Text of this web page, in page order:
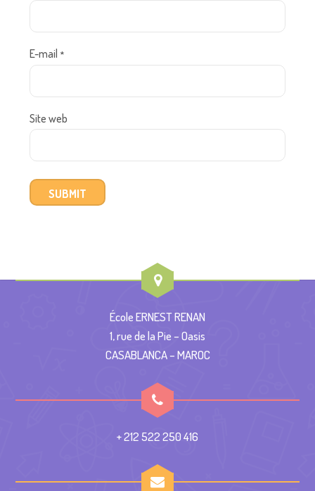
E-mail *
Site web
École ERNEST RENAN
1, rue de la Pie – Oasis
CASABLANCA – MAROC
+ 212 522 250 416